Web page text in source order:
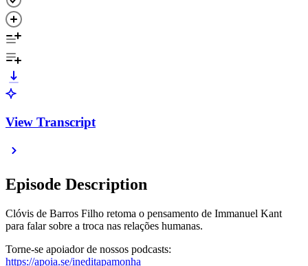
View Transcript
Episode Description
Clóvis de Barros Filho retoma o pensamento de Immanuel Kant
para falar sobre a troca nas relações humanas.
Torne-se apoiador de nossos podcasts:
https://apoia.se/ineditapamonha